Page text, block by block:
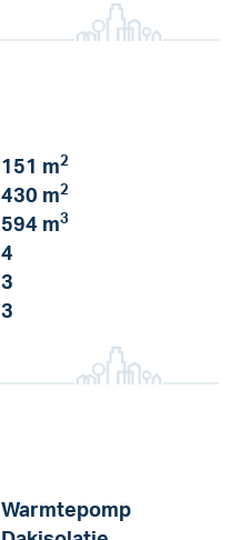
151 m2
430 m2
594 m3
4
3
3
Warmtepomp